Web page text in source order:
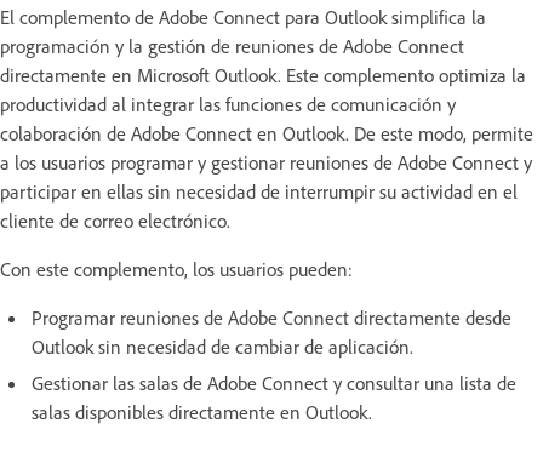
El complemento de Adobe Connect para Outlook simplifica la
programación y la gestión de reuniones de Adobe Connect
directamente en Microsoft Outlook. Este complemento optimiza la
productividad al integrar las funciones de comunicación y
colaboración de Adobe Connect en Outlook. De este modo, permite
a los usuarios programar y gestionar reuniones de Adobe Connect y
participar en ellas sin necesidad de interrumpir su actividad en el
cliente de correo electrónico.
Con este complemento, los usuarios pueden:
Programar reuniones de Adobe Connect directamente desde
Outlook sin necesidad de cambiar de aplicación.
Gestionar las salas de Adobe Connect y consultar una lista de
salas disponibles directamente en Outlook.